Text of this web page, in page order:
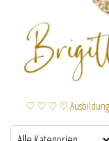
♡ ♡ ♡ ♡